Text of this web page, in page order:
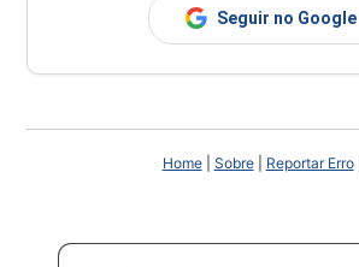
Seguir no Google
Home| Sobre| Reportar Erro|